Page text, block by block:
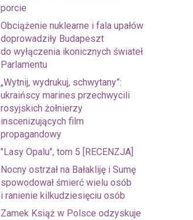
porcie
Obciążenie nuklearne i fala upałów
doprowadziły Budapeszt
do wyłączenia ikonicznych świateł
Parlamentu
„Wytnij, wydrukuj, schwytany”:
ukraińscy marines przechwycili
rosyjskich żołnierzy
inscenizujących film
propagandowy
"Lasy Opalu", tom 5 [RECENZJA]
Nocny ostrzał na Bałakliję i Sumę
spowodował śmierć wielu osób
i ranienie kilkudziesięciu osób
Zamek Książ w Polsce odzyskuje